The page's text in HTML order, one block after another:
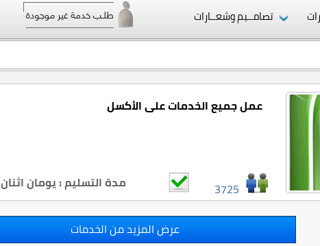
تصامــيم وشعــارات
عمل جميع الخدمات على الأكسل
مدة التسليم : يومان اثنان
3725
عرض المزيد من الخدمات